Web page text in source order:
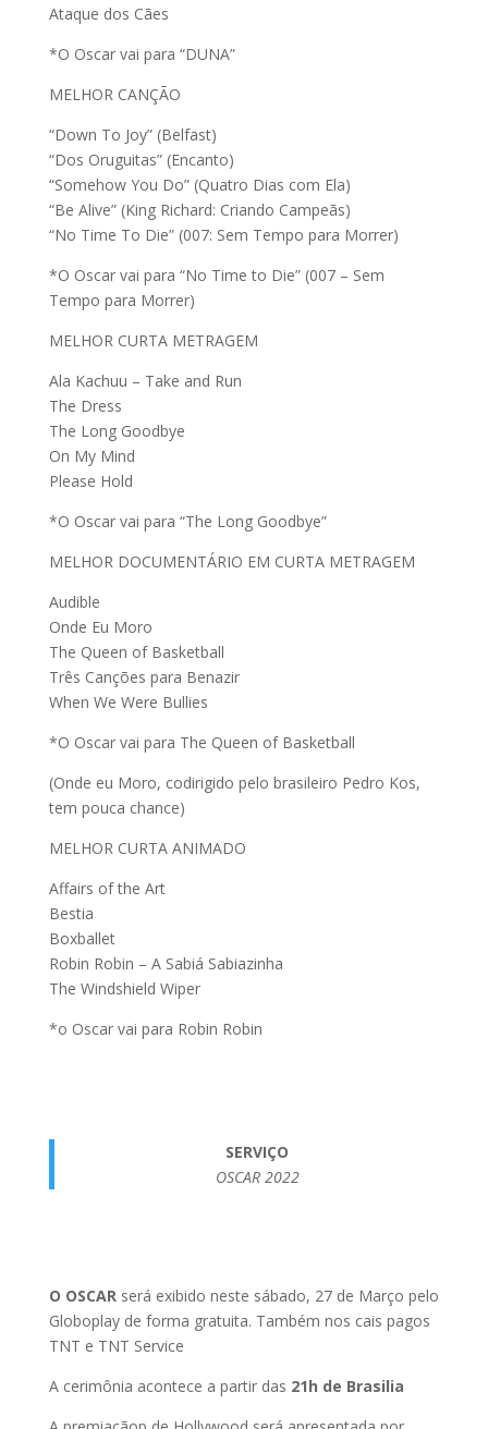
Ataque dos Cães
*O Oscar vai para “DUNA”
MELHOR CANÇÃO
“Down To Joy” (Belfast)
“Dos Oruguitas” (Encanto)
“Somehow You Do” (Quatro Dias com Ela)
“Be Alive” (King Richard: Criando Campeãs)
“No Time To Die” (007: Sem Tempo para Morrer)
*O Oscar vai para “No Time to Die” (007 – Sem
Tempo para Morrer)
MELHOR CURTA METRAGEM
Ala Kachuu – Take and Run
The Dress
The Long Goodbye
On My Mind
Please Hold
*O Oscar vai para “The Long Goodbye”
MELHOR DOCUMENTÁRIO EM CURTA METRAGEM
Audible
Onde Eu Moro
The Queen of Basketball
Três Canções para Benazir
When We Were Bullies
*O Oscar vai para The Queen of Basketball
(Onde eu Moro, codirigido pelo brasileiro Pedro Kos,
tem pouca chance)
MELHOR CURTA ANIMADO
Affairs of the Art
Bestia
Boxballet
Robin Robin – A Sabiá Sabiazinha
The Windshield Wiper
*o Oscar vai para Robin Robin
SERVIÇO
OSCAR 2022
O OSCARserá exibido neste sábado, 27 de Março pelo
Globoplay de forma gratuita. Também nos cais pagos
TNT e TNT Service
A cerimônia acontece a partir das 21h de Brasilia